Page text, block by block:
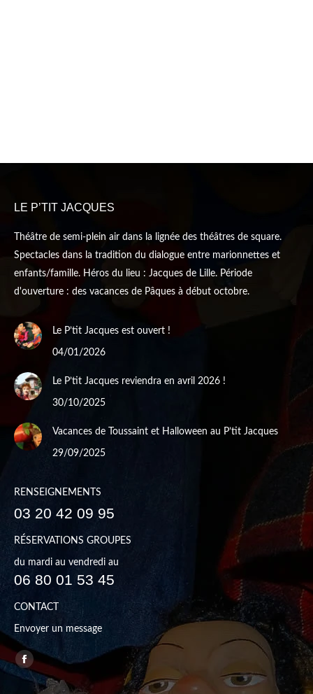
LE P’TIT JACQUES
Théâtre de semi-plein air dans la lignée des théâtres de square.
Spectacles dans la tradition du dialogue entre marionnettes et
enfants/famille. Héros du lieu : Jacques de Lille. Période
d'ouverture : des vacances de Pâques à début octobre.
Le P’tit Jacques est ouvert !
04/01/2026
Le P’tit Jacques reviendra en avril 2026 !
30/10/2025
Vacances de Toussaint et Halloween au P’tit Jacques
29/09/2025
RENSEIGNEMENTS
03 20 42 09 95
RÉSERVATIONS GROUPES
du mardi au vendredi au
06 80 01 53 45
CONTACT
Envoyer un message
Trouvez nous sur :
Facebook
page